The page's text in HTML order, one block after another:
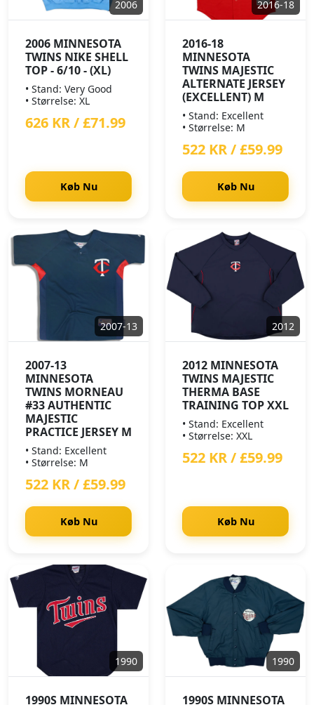
2006
2006 MINNESOTA
TWINS NIKE SHELL
TOP - 6/10 - (XL)
• Stand: Very Good
• Størrelse: XL
626 KR / £71.99
Køb Nu
2016-18
2016-18
MINNESOTA
TWINS MAJESTIC
ALTERNATE JERSEY
(EXCELLENT) M
• Stand: Excellent
• Størrelse: M
522 KR / £59.99
Køb Nu
2007-13
2007-13
MINNESOTA
TWINS MORNEAU
#33 AUTHENTIC
MAJESTIC
PRACTICE JERSEY M
• Stand: Excellent
• Størrelse: M
522 KR / £59.99
Køb Nu
2012
2012 MINNESOTA
TWINS MAJESTIC
THERMA BASE
TRAINING TOP XXL
• Stand: Excellent
• Størrelse: XXL
522 KR / £59.99
Køb Nu
1990
1990S MINNESOTA
1990
1990S MINNESOTA